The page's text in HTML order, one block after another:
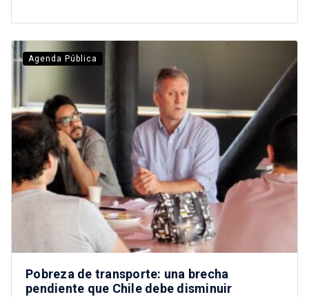
Agenda Pública
Pobreza de transporte: una brecha
pendiente que Chile debe disminuir